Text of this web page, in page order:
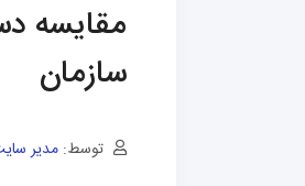
مقایسه
سازمان
توسط: مدیر